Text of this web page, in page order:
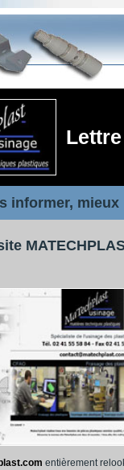
informer,
entièrement